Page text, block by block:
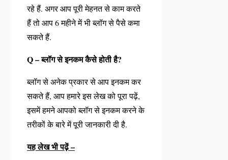
रहे हैं. अगर आप पूरी मेहनत से काम करते
हैं तो आप 6 महीने में भी ब्लॉग से पैसे कमा
सकते हैं.
Q – ब्लॉग से इनकम कैसे होती है?
ब्लॉग से अनेक प्रकार से आप इनकम कर
सकते हैं, आप हमारे इस लेख को पूरा पढ़ें,
इसमें हमने आपको ब्लॉग से इनकम करने के
तरीकों के बारे में पूरी जानकारी दी है.
यह लेख भी पढ़ें –